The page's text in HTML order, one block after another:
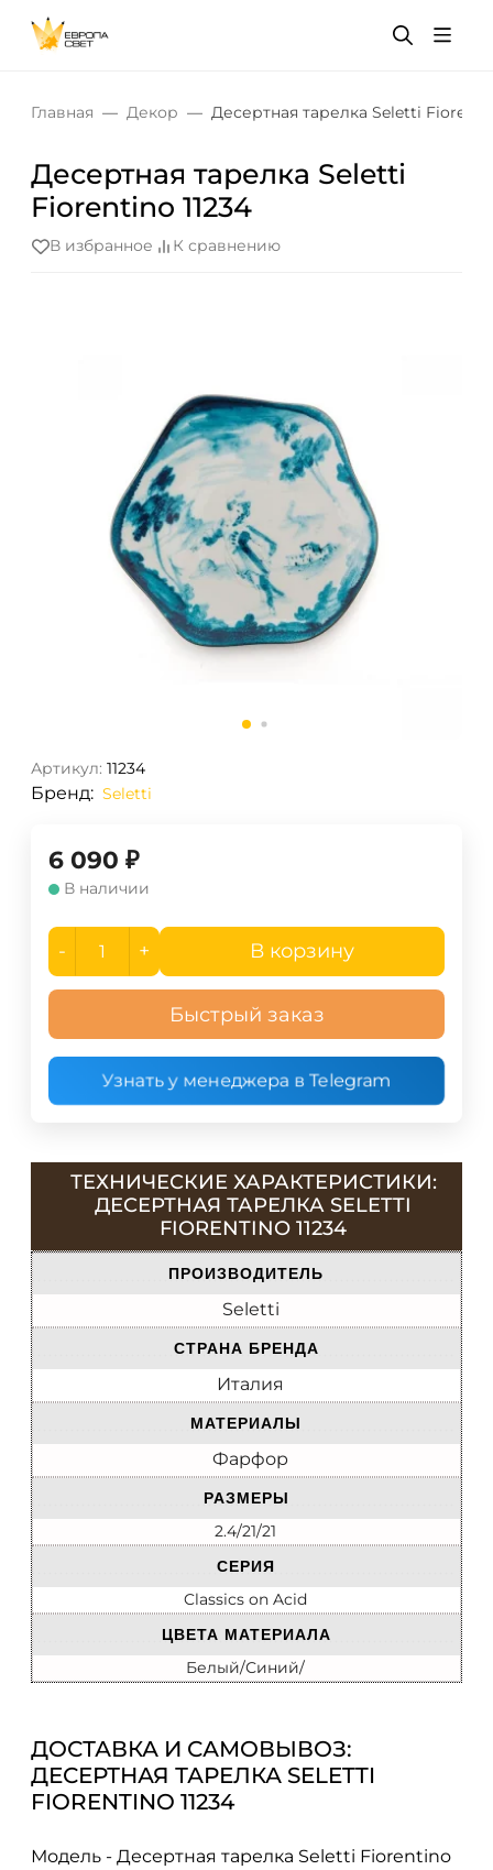
Главная Декор Десертная тарелка Seletti
Десертная тарелка Seletti
Fiorentino 11234
В избранное К сравнению
Артикул: 11234
Бренд: Seletti
6 090 ₽
В наличии
- + В корзину
Быстрый заказ
Узнать у менеджера в Telegram
ТЕХНИЧЕСКИЕ ХАРАКТЕРИСТИКИ:
ДЕСЕРТНАЯ ТАРЕЛКА SELETTI
FIORENTINO 11234
ПРОИЗВОДИТЕЛЬ
Seletti
СТРАНА БРЕНДА
Италия
МАТЕРИАЛЫ
Фарфор
РАЗМЕРЫ
2.4/21/21
СЕРИЯ
Classics on Acid
ЦВЕТА МАТЕРИАЛА
Белый/Синий/
ДОСТАВКА И САМОВЫВОЗ:
ДЕСЕРТНАЯ ТАРЕЛКА SELETTI
FIORENTINO 11234
Модель - Десертная тарелка Seletti Fiorentino